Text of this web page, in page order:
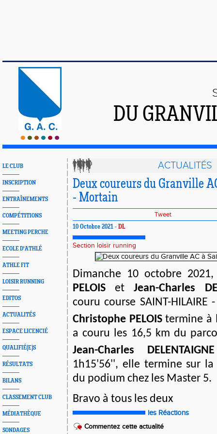
DU
LE CLUB
INSCRIPTION
ENTRAÎNEMENTS
COMPÉTITIONS
MEETING PERCHE
ECOLE D'ATHLÉ
ATHLE FIT
LOISIR RUNNING
EDITOS
ACTUALITÉS
ESPACE LICENCIÉ
QUALIFIÉ(E)S
RÉSULTATS
BILANS
CLASSEMENT CLUB
MÉDIATHÈQUE
SONDAGES
ACTUALITÉS
Deux coureurs du Granville
- Mortain
Tweet
10 Octobre 2021 - DL
Section loisir running
Dimanche 10 octobre
PELOISetJean-Charles
couru course SAINT-HILAIRE
Christophe PELOIStermine à
a couru les 16,5 km du
Jean-Charles DELENTAIGNE
1h15'56'', elle termine sur la
du podium chez les Master 5.
Bravo à tous les deux
les Réactions
Commentez cette actualité